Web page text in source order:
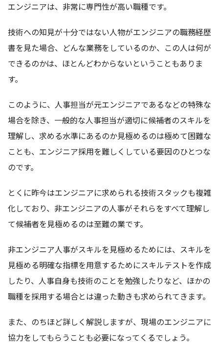
エンジニアは、非常に専門性が高い職種です。
技術への知見が十分ではない人物がエンジニアの職務経歴
書を見た場合、どんな業務をしているのか、この人は何が
できるのかは、ほとんどわからないということもありま
す。
このように、人事担当が元エンジニアであるなどの特殊な
場合を除き、一般的な人事担当が適切に候補者のスキルを
理解し、求める水準にあるのか見極めるのは極めて困難な
ことも、エンジニア採用を難しくしている要因のひとつな
のです。
とくに昨今はエンジニアに求められる技術スタックも複雑
化しており、非エンジニアの人事がそれらをすべて理解し
て候補者を見極めるのは至難の業です。
非エンジニア人事がスキルを見極めるためには、スキルを
見極める明確な指標を用意するためにスキルテストを作成
したり、人事自身も技術のことを勉強したりなど、ほかの
職種を採用する場合とは違った動きも求められてきます。
また、のちほど詳しく解説しますが、現場のエンジニアに
協力をしてもらうことも必要になってくるでしょう。